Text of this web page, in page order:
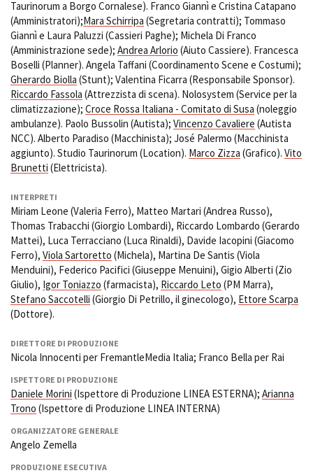
Taurinorum a Borgo Cornalese). Franco Giannì e Cristina Catapano
(Amministratori);Mara Schirripa (Segretaria contratti); Tommaso
Giannì e Laura Paluzzi (Cassieri Paghe); Michela Di Franco
(Amministrazione sede); Andrea Arlorio (Aiuto Cassiere). Francesca
Boselli (Planner). Angela Taffani (Coordinamento Scene e Costumi);
Gherardo Biolla (Stunt); Valentina Ficarra (Responsabile Sponsor).
Riccardo Fassola (Attrezzista di scena). Nolosystem (Service per la
climatizzazione); Croce Rossa Italiana - Comitato di Susa (noleggio
ambulanze). Paolo Bussolin (Autista); Vincenzo Cavaliere (Autista
NCC). Alberto Paradiso (Macchinista); José Palermo (Macchinista
aggiunto). Studio Taurinorum (Location). Marco Zizza (Grafico). Vito
Brunetti (Elettricista).
INTERPRETI
Miriam Leone (Valeria Ferro), Matteo Martari (Andrea Russo),
Thomas Trabacchi (Giorgio Lombardi), Riccardo Lombardo (Gerardo
Mattei), Luca Terracciano (Luca Rinaldi), Davide Iacopini (Giacomo
Ferro), Viola Sartoretto (Michela), Martina De Santis (Viola
Menduini), Federico Pacifici (Giuseppe Menuini), Gigio Alberti (Zio
Giulio), Igor Toniazzo (farmacista), Riccardo Leto (PM Marra),
Stefano Saccotelli (Giorgio Di Petrillo, il ginecologo), Ettore Scarpa
(Dottore).
DIRETTORE DI PRODUZIONE
Nicola Innocenti per FremantleMedia Italia; Franco Bella per Rai
ISPETTORE DI PRODUZIONE
Daniele Morini (Ispettore di Produzione LINEA ESTERNA); Arianna
Trono (Ispettore di Produzione LINEA INTERNA)
ORGANIZZATORE GENERALE
Angelo Zemella
PRODUZIONE ESECUTIVA